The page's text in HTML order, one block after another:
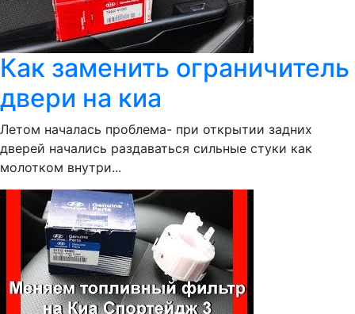
Как заменить ограничитель
двери на киа
Летом началась проблема- при открытии задних
дверей начались раздаваться сильные стуки как
молотком внутри...